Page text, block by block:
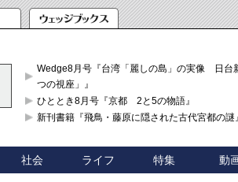
Wedge8月号『台湾「麗しの島」の実像 日台
つの視座」』
ひととき8月号『京都 2と5の物語』
新刊書籍『飛鳥・藤原に隠された古代宮都の謎』
社会 ライフ 特集 動